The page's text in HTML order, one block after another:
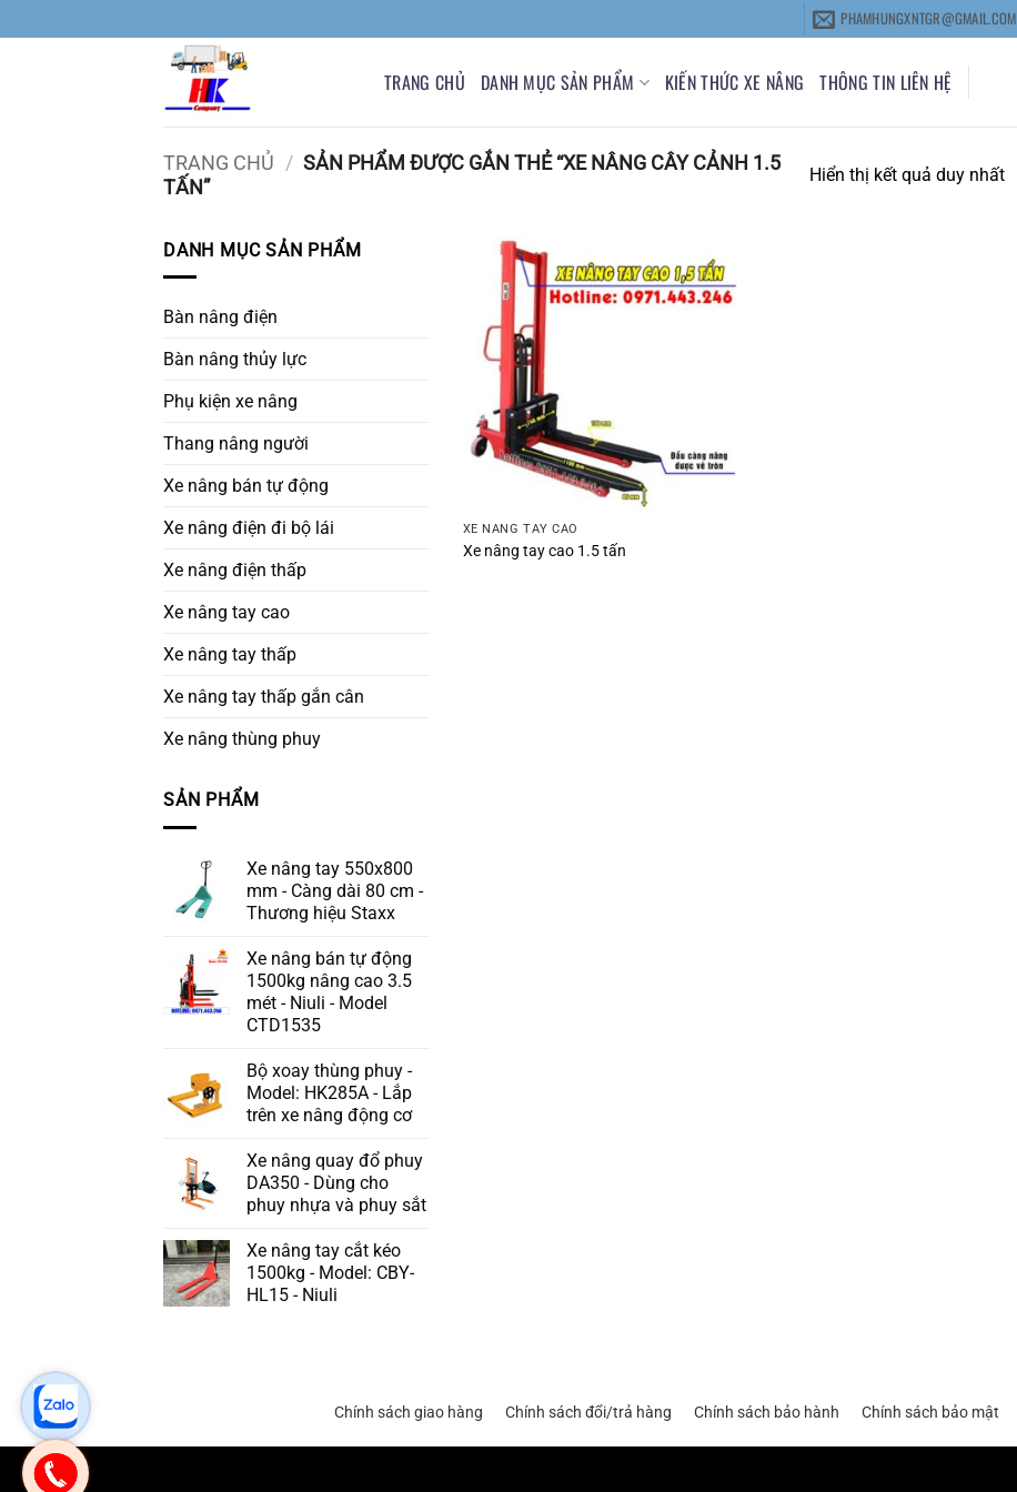
qua
PHAMHUNGXNTGR@GMAIL.COM
TRANG CHỦ DANH MỤC SẢN PHẨM KIẾN THỨC XE NÂNG THÔNG TIN LIÊN HỆ
TRANG CHỦ / SẢN PHẨM ĐƯỢC GẮN THẺ “XE NÂNG CÂY CẢNH 1.5
TẤN”
Hiển thị kết quả duy nhất
DANH MỤC SẢN PHẨM
Bàn nâng điện
Bàn nâng thủy lực
Phụ kiện xe nâng
Thang nâng người
Xe nâng bán tự động
Xe nâng điện đi bộ lái
Xe nâng điện thấp
Xe nâng tay cao
Xe nâng tay thấp
Xe nâng tay thấp gắn cân
Xe nâng thùng phuy
SẢN PHẨM
Xe nâng tay 550x800
mm - Càng dài 80 cm -
Thương hiệu Staxx
Xe nâng bán tự động
1500kg nâng cao 3.5
mét - Niuli - Model
CTD1535
Bộ xoay thùng phuy -
Model: HK285A - Lắp
trên xe nâng động cơ
Xe nâng quay đổ phuy
DA350 - Dùng cho
phuy nhựa và phuy sắt
Xe nâng tay cắt kéo
1500kg - Model: CBY-
HL15 - Niuli
XE NÂNG TAY CAO
Xe nâng tay cao 1.5 tấn
Chính sách giao hàng Chính sách đổi/trả hàng Chính sách bảo hành Chính sách bảo mật